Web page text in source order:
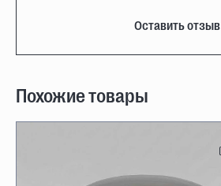
Оставить отзыв
Похожие товары